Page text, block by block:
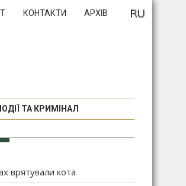
КОНТАКТИ АРХІВ
ТА КРИМІНАЛ
врятували кота